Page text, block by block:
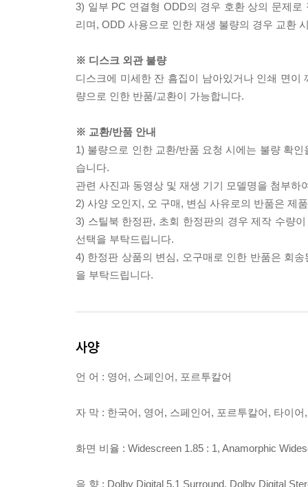
3) 일부 PC 연결형 ODD의 경우 호환 상의 문제
리며, ODD 사용으로 인한 재생 불량의 경우 교환
※ 디스크 외관 불량
디스크에 미세한 잔 흠집이 남아있거나 인쇄 면
량으로 인한 반품/교환이 가능합니다.
※ 교환/반품 안내
1) 불량으로 인한 교환/반품 요청 시에는 불량 확
습니다.
관련 사진과 동영상 및 재생 기기 모델명을 첨부하
2) 사양 오인지, 오 구매, 변심 사유로의 반품은 제
3) 스틸북 한정판, 초회 한정판의 경우 제작 수량
선택을 부탁드립니다.
4) 한정판 상품의 변심, 오구매로 인한 반품은 회
을 부탁드립니다.
사양
언 어 : 영어, 스페인어, 포르투칼어
자 막 : 한국어, 영어, 스페인어, 포르투칼어, 타이
화면 비율 : Widescreen 1.85 : 1, Anamorphic
음 향 : Dolby Digital 5.1 Surround, Dolby Digital